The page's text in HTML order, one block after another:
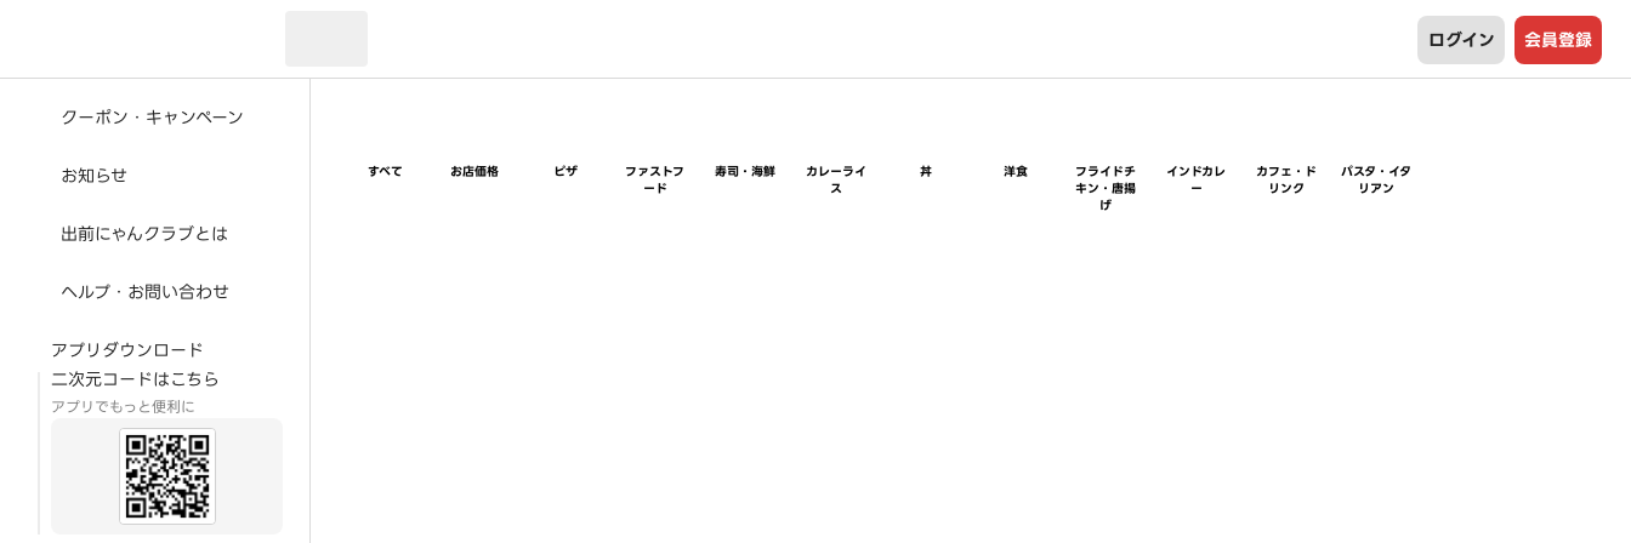
ログイン 会員登録
クーポン・キャンペーン
お知らせ
出前にゃんクラブとは
ヘルプ・お問い合わせ
アプリダウンロード
二次元コードはこちら
アプリでもっと便利に
すべて お店価格 ピザ
ファストフ
ード
寿司・海鮮
カレーライ
ス
丼 洋食
フライドチ
キン・唐揚
げ
インドカレ
ー
カフェ・ド
リンク
パスタ・イタ
リアン